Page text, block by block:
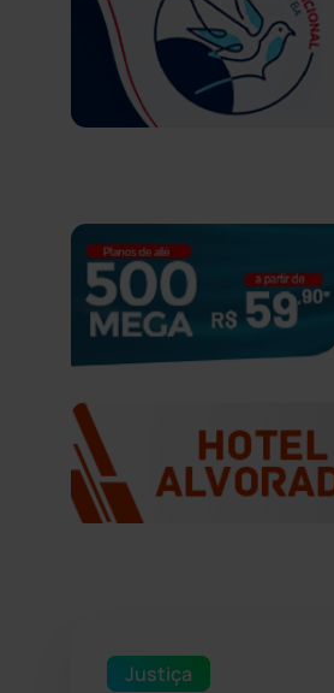
Justiça